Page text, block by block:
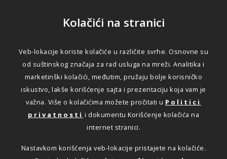
Kolačići na stranici
Veb-lokacije koriste kolačiće u različite svrhe. Osnovne su
od suštinskog značaja za rad usluga na mreži. Analitika i
marketinški kolačići, međutim, pružaju bolje korisničko
iskustvo, lakše korišćenje sajta i prezentaciju koja vam je
važna. Više o kolačićima možete pročitati u Politici
privatnosti i dokumentu Korišćenje kolačića na
internet stranici.
Nastavkom korišćenja veb-lokacije pristajete na kolačiće.